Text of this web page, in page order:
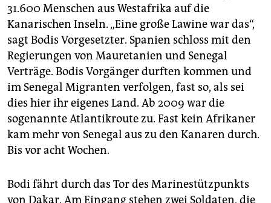
31.600 Menschen aus Westafrika auf die
Kanarischen Inseln. „Eine große Lawine war das“,
sagt Bodis Vorgesetzter. Spanien schloss mit den
Regierungen von Mauretanien und Senegal
Verträge. Bodis Vorgänger durften kommen und
im Senegal Migranten verfolgen, fast so, als sei
dies hier ihr eigenes Land. Ab 2009 war die
sogenannte Atlantikroute zu. Fast kein Afrikaner
kam mehr von Senegal aus zu den Kanaren durch.
Bis vor acht Wochen.
Bodi fährt durch das Tor des Marinestützpunkts
von Dakar. Am Eingang stehen zwei Soldaten, die